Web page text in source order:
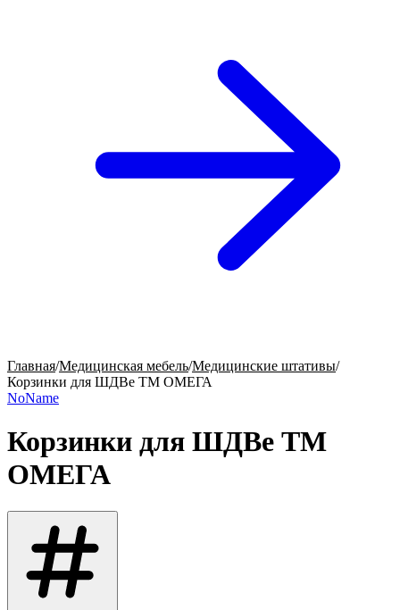
Главная/Медицинская мебель/Медицинские штативы/
Корзинки для ШДВе ТМ ОМЕГА
NoName
Корзинки для ШДВе ТМ
ОМЕГА